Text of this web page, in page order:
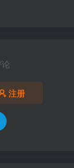
注册